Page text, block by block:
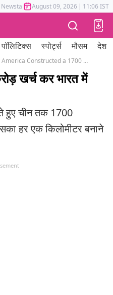
Newstak Mumbai Tak Astrotak
August 09, 2026 | 11:06 IST
पॉलिटिक्स स्पोर्ट्स मौसम देश
Tarikh Why America Constructed a 1700 Km Stilwell Road between India and China in 1945
खर्च कर भारत में
हुए चीन तक 1700
हर एक किलोमीटर बनाने